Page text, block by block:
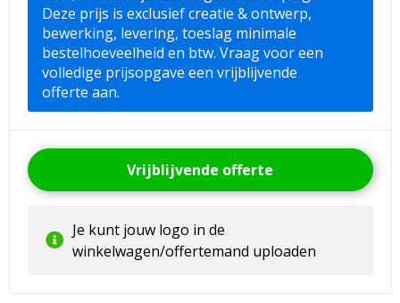
Deze prijs is exclusief creatie & ontwerp,
bewerking, levering, toeslag minimale
bestelhoeveelheid en btw. Vraag voor een
volledige prijsopgave een vrijblijvende
offerte aan.
Vrijblijvende offerte
Je kunt jouw logo in de
winkelwagen/offertemand uploaden